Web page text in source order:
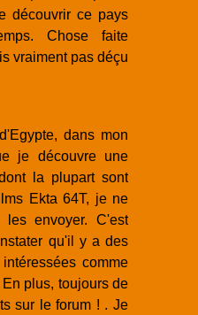
découvrir ce pays
Chose faite
vraiment pas déçu
dans mon
je découvre une
la plupart sont
Ekta 64T, je ne
envoyer. C'est
qu'il y a des
comme
plus, toujours de
sur le forum ! . Je